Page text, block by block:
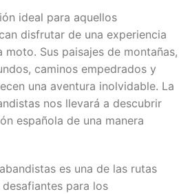
ideal para aquellos
disfrutar de una experiencia
moto. Sus paisajes de montañas,
caminos empedrados y
una aventura inolvidable. La
nos llevará a descubrir
española de una manera
es una de las rutas
para los